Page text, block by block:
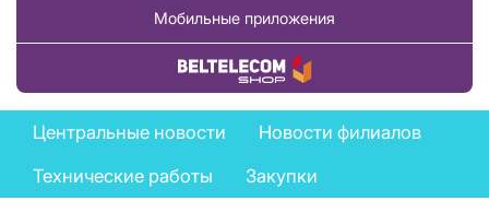
Мобильные приложения
Купить товар
News
menu
Центральные новости
Новости филиалов
Технические работы
Закупки